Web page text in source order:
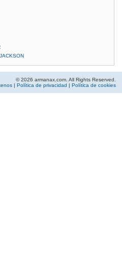
© 2026 armanax.com. All Rights Reserved.
| Política de privacidad | Política de cookies